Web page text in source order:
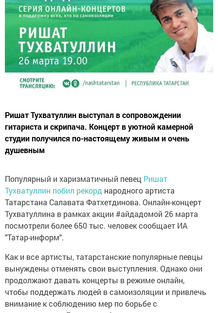
Ришат Тухватуллин выступал в сопровождении
гитариста и скрипача. Концерт в уютной камерной
студии получился по-настоящему живым и очень
душевным
Популярный и харизматичный певец Ришат
Тухватуллин побил рекорд народного артиста
Татарстана Салавата Фатхетдинова. Онлайн-концерт
Тухватуллина в рамках акции #айдадомой 26 марта
посмотрели более 650 тыс. человек сообщает ИА
"Татар-информ".
Как и все артисты, татарстанские популярные певцы
вынуждены отменять свои выступления. Однако они
продолжают давать концерты в режиме онлайн,
чтобы поддержать людей в самоизоляции и привлечь
внимание к соблюдению мер по борьбе с